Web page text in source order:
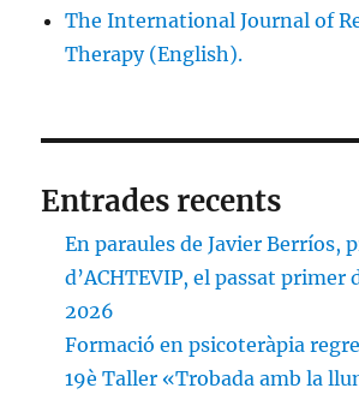
The International Journal of
Therapy (English).
Entrades recents
En paraules de Javier Berríos,
d’ACHTEVIP, el passat primer
2026
Formació en psicoteràpia
19è Taller «Trobada amb la